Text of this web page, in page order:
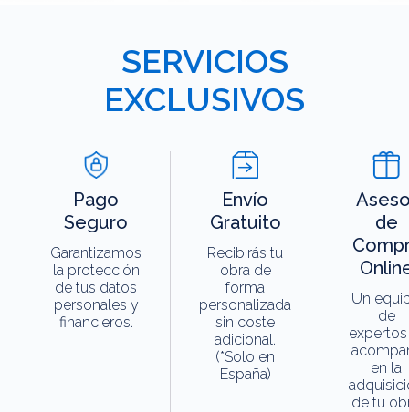
SERVICIOS
EXCLUSIVOS
Pago
Seguro
Garantizamos
la protección
de tus datos
personales y
financieros.
Envío
Gratuito
Recibirás tu
obra de
forma
personalizada
sin coste
adicional.
(*Solo en
España)
de
Un
de
en la
de tu